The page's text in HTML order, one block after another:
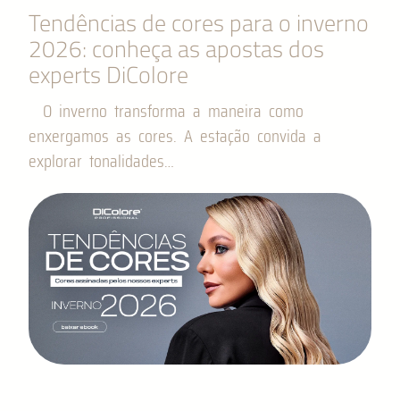
Tendências de cores para o inverno
2026: conheça as apostas dos
experts DiColore
O inverno transforma a maneira como
enxergamos as cores. A estação convida a
explorar tonalidades…